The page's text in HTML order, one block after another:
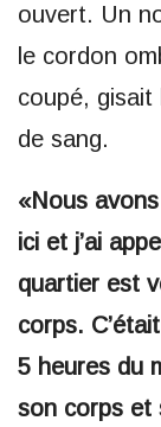
ouvert. Un
le cordon
coupé,
de sang.
«Nous
ici et j’ai
quartier est
corps.
5 heures du
son corps et